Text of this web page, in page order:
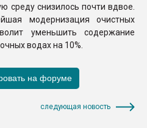
среду снизилось почти вдвое.
модернизация очистных
уменьшить содержание
водах на 10%.
следующая новость